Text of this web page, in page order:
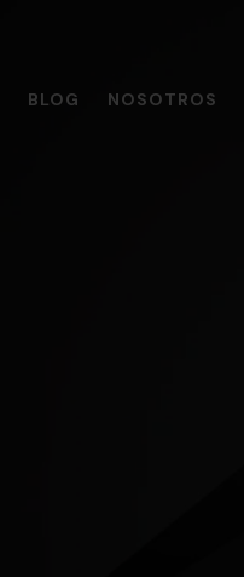
BLOG NOSOTROS